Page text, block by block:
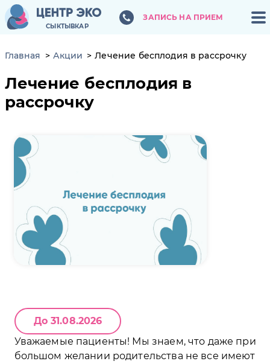
СЫКТЫВКАР
ЗАПИСЬ НА ПРИЕМ
СЫКТЫВКАР
ЗАПИСЬ НА ПРИЕМ
Главная Акции Лечение бесплодия в рассрочку
Лечение бесплодия в
рассрочку
До 31.08.2026
Уважаемые пациенты! Мы знаем, что даже при
большом желании родительства не все имеют